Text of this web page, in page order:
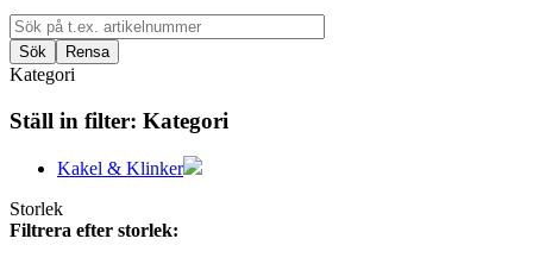
Kategori
Ställ in filter: Kategori
Kakel & Klinker
Storlek
Filtrera efter storlek: